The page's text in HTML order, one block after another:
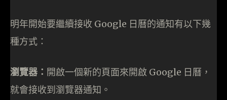
明年開始要繼續接收 Google 日曆的通知有以下幾
種方式：
瀏覽器： 開啟一個新的頁面來開啟 Google 日曆，
就會接收到瀏覽器通知。